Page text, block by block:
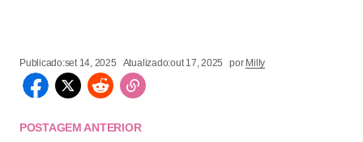
Publicado:set 14, 2025 Atualizado:out 17, 2025 por Milly
POSTAGEM ANTERIOR